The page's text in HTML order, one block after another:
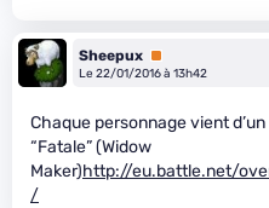
Sheepux Premium
Le 22/01/2016 à 13h42
Chaque personnage vient
“Fatale” (Widow
Maker)http://eu.battle.net/
/